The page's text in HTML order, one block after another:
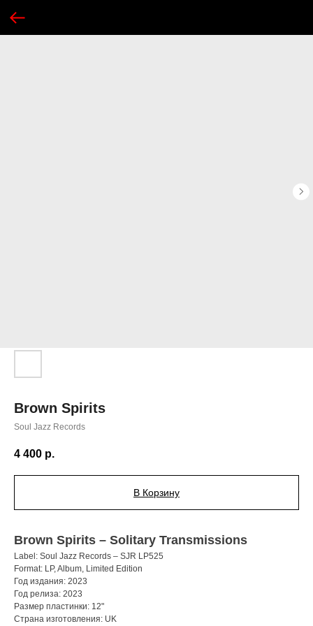
Brown Spirits
Soul Jazz Records
4 400 р.
В Корзину
Brown Spirits – Solitary Transmissions
Label: Soul Jazz Records – SJR LP525
Format: LP, Album, Limited Edition
Год издания: 2023
Год релиза: 2023
Размер пластинки: 12"
Страна изготовления: UK